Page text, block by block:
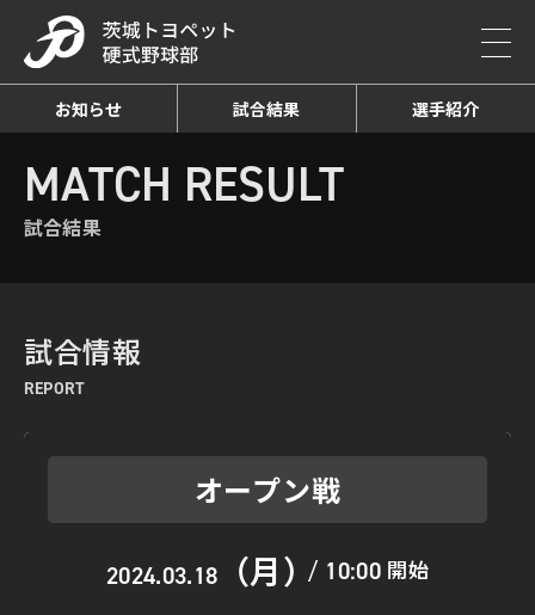
お知らせ 試合結果 選手紹介
MATCH RESULT 試合結果詳細
MATCH RESULT
試合結果
試合情報
REPORT
オープン戦
2024.03.18 （月）/ 10:00 開始